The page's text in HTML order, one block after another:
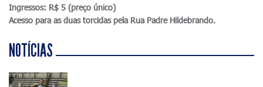
Ingressos: R$ 5 (preço único)
Acesso para as duas torcidas pela Rua Padre Hildebrando.
NOTÍCIAS